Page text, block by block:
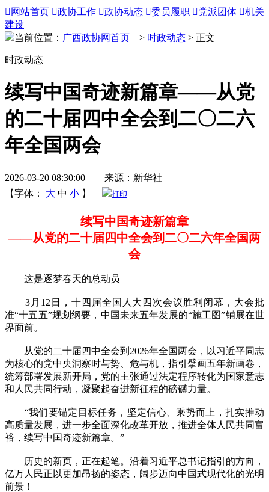
 网站首页 政协工作 政协动态 委员履职 党派团体 机关
建设
当前位置： 广西政协网首页 > 时政动态 > 正文
时政动态
续写中国奇迹新篇章——从党
的二十届四中全会到二〇二六
年全国两会
2026-03-20 08:30:00 来源：新华社
【字体：
大 中 小 】 打印
续写中国奇迹新篇章
——从党的二十届四中全会到二〇二六年全国两
会
这是逐梦春天的总动员——
3月12日，十四届全国人大四次会议胜利闭幕，大会批
准“十五五”规划纲要，中国未来五年发展的“施工图”铺展在世
界面前。
从党的二十届四中全会到2026年全国两会，以习近平同志
为核心的党中央洞察时与势、危与机，指引擘画五年新画卷，
统筹部署发展新开局，党的主张通过法定程序转化为国家意志
和人民共同行动，凝聚起奋进新征程的磅礴力量。
“我们要锚定目标任务，坚定信心、乘势而上，扎实推动
高质量发展，进一步全面深化改革开放，推进全体人民共同富
裕，续写中国奇迹新篇章。”
历史的新页，正在起笔。沿着习近平总书记指引的方向，
亿万人民正以更加昂扬的姿态，阔步迈向中国式现代化的光明
前景！